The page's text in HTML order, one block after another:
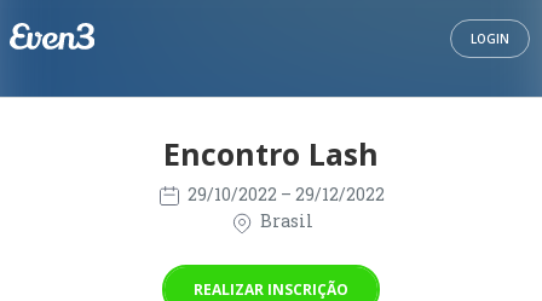
LOGIN
Encontro Lash
29/10/2022 – 29/12/2022
Brasil
REALIZAR INSCRIÇÃO